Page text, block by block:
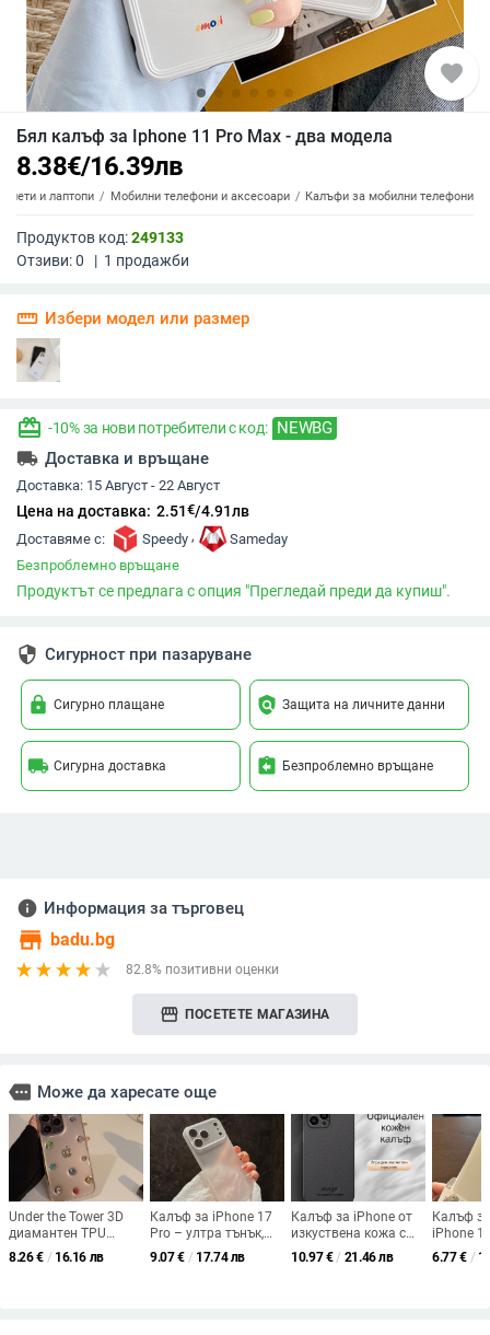
favorite
Бял калъф за Iphone 11 Pro Max - два модела
8.38€/16.39лв
и лаптопи Мобилни телефони и аксесоари Калъфи за мобилни телефони
Продуктов код:249133
Отзиви:0 | 1 продажби
straighten Избери модел или размер
redeem -10% за нови потребители с код: NEWBG
local_shipping Доставка и връщане
Доставка: 15 Август - 22 Август
Цена на доставка: 2.51€/4.91лв
Доставяме с: Speedy ,
Sameday
Безпроблемно връщане
Продуктът се предлага с опция "Прегледай преди да купиш".
security Сигурност при пазаруване
lock Сигурно плащане policy Защита на личните данни
local_shipping Сигурна доставка assignment_return Безпроблемно връщане
info Информация за търговец
store badu.bg
82.8% позитивни оценки
storefront ПОСЕТЕТЕ МАГАЗИНА
more Може да харесате още
Under the Tower 3D
диамантен TPU
защитен калъф за
iPhone 14 Pro Max,
8.26€ / 16.16 лв
Калъф за iPhone 17
Pro – ултра тънък,
матово покритие,
защита на обектива,
9.07€ / 17.74 лв
Калъф за iPhone от
изкуствена кожа с
магнитен
автомобилен
10.97€ / 21.46 лв
Калъф
iPhone
iPhone
6.77€ /